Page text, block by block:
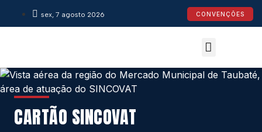
sex, 7 agosto 2026 CONVENÇÕES
CARTÃO SINCOVAT